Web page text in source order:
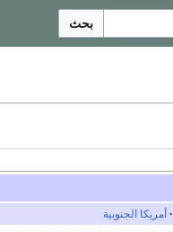
بحث
· أمريكا الجنوبية